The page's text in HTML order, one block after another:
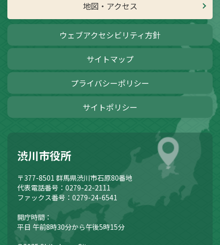
地図・アクセス
ウェブアクセシビリティ方針
サイトマップ
プライバシーポリシー
サイトポリシー
渋川市役所
〒377-8501 群馬県渋川市石原80番地
代表電話番号：0279-22-2111
ファックス番号：0279-24-6541
開庁時間：
平日 午前8時30分から午後5時15分